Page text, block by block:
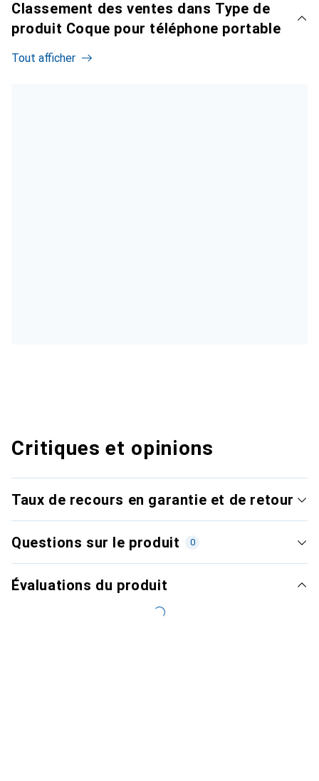
Classement des ventes dans Type de
produit Coque pour téléphone portable
Tout afficher
Critiques et opinions
Taux de recours en garantie et de retour
Questions sur le produit 0
Évaluations du produit